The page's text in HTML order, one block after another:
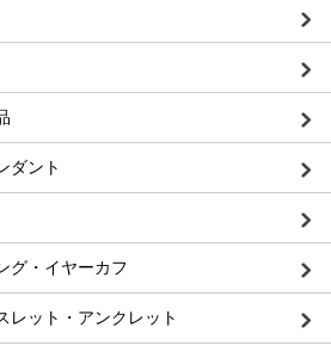
ダント
グ・イヤーカフ
レット・アンクレット